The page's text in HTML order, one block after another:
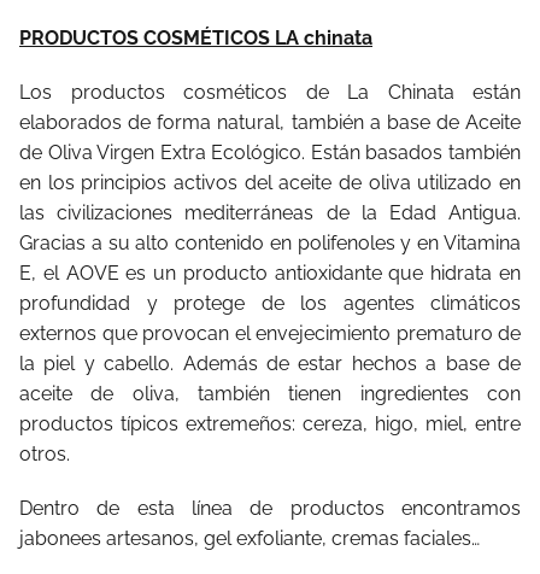
PRODUCTOS COSMÉTICOS LA chinata
Los productos cosméticos de La Chinata están
elaborados de forma natural, también a base de Aceite
de Oliva Virgen Extra Ecológico. Están basados también
en los principios activos del aceite de oliva utilizado en
las civilizaciones mediterráneas de la Edad Antigua.
Gracias a su alto contenido en polifenoles y en Vitamina
E, el AOVE es un producto antioxidante que hidrata en
profundidad y protege de los agentes climáticos
externos que provocan el envejecimiento prematuro de
la piel y cabello. Además de estar hechos a base de
aceite de oliva, también tienen ingredientes con
productos típicos extremeños: cereza, higo, miel, entre
otros.
Dentro de esta línea de productos encontramos
jabonees artesanos, gel exfoliante, cremas faciales…